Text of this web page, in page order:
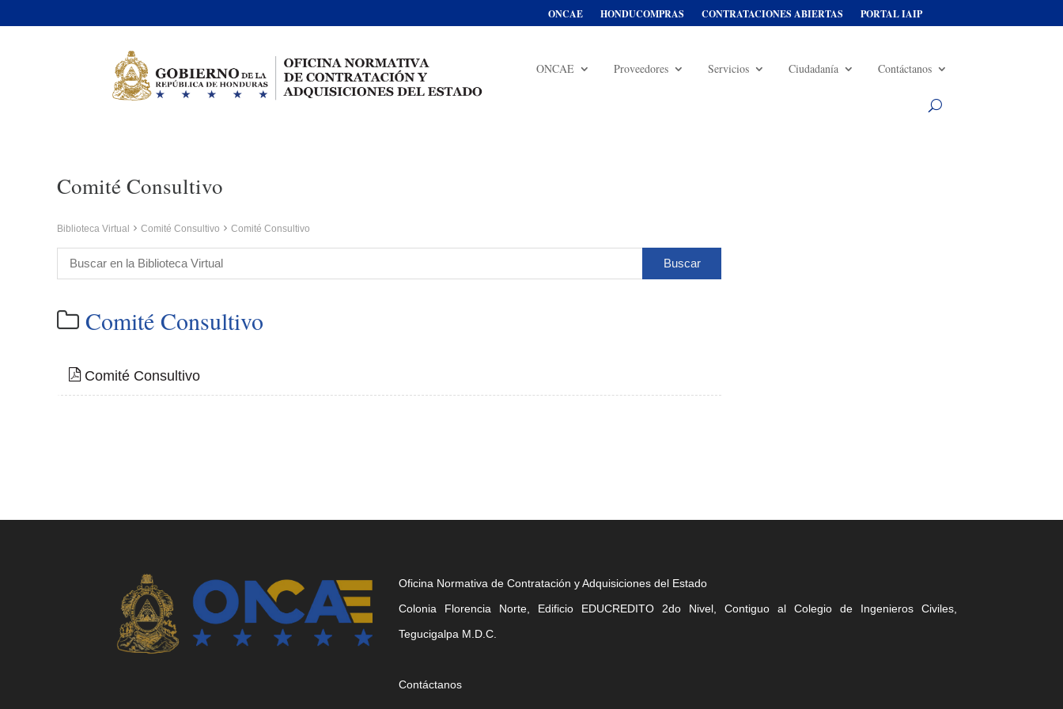
ONCAE HONDUCOMPRAS CONTRATACIONES ABIERTAS PORTAL IAIP
ONCAE Proveedores Servicios Ciudadanía Contáctanos
Comité Consultivo
Biblioteca Virtual Comité Consultivo Comité Consultivo
Comité Consultivo
Comité Consultivo
Oficina Normativa de Contratación y Adquisiciones del Estado
Colonia Florencia Norte, Edificio EDUCREDITO 2do Nivel, Contiguo al Colegio de Ingenieros Civiles,
Tegucigalpa M.D.C.
Contáctanos